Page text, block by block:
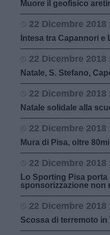
Muore il geofisico
22 Dicembre 2018
Intesa tra Capannori
22 Dicembre 2018
Natale, S. Stefano,
22 Dicembre 2018
Natale solidale alla
22 Dicembre 2018
Mura di Pisa, oltre
22 Dicembre 2018
Lo Sporting Pisa
sponsorizzazione non
22 Dicembre 2018
Scossa di terremoto in